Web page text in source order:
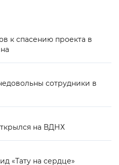
к спасению проекта в
сотрудники в
на ВДНХ
«Тату на сердце»